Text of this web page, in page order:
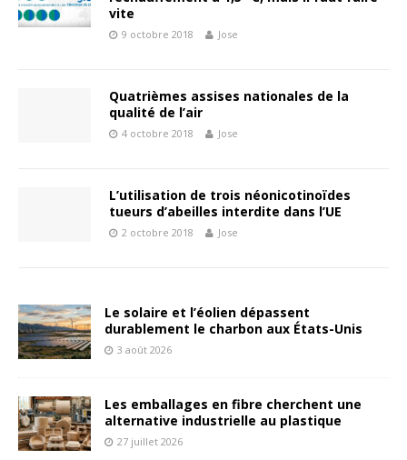
vite
9 octobre 2018 Jose
Quatrièmes assises nationales de la
qualité de l’air
4 octobre 2018 Jose
L’utilisation de trois néonicotinoïdes
tueurs d’abeilles interdite dans l’UE
2 octobre 2018 Jose
Le solaire et l’éolien dépassent
durablement le charbon aux États-Unis
3 août 2026
Les emballages en fibre cherchent une
alternative industrielle au plastique
27 juillet 2026